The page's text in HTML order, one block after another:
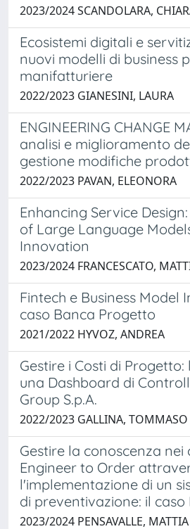
2023/2024 SCANDOLARA,
Ecosistemi digitali e
nuovi modelli di business
manifatturiere
2022/2023 GIANESINI, LAURA
ENGINEERING CHANGE
analisi e miglioramento
gestione modifiche
2022/2023 PAVAN, ELEONORA
Enhancing Service
of Large Language
Innovation
2023/2024 FRANCESCATO,
Fintech e Business Model
caso Banca Progetto
2021/2022 HYVOZ, ANDREA
Gestire i Costi di Progetto:
una Dashboard di
Group S.p.A.
2022/2023 GALLINA, TOMMASO
Gestire la conoscenza nei
Engineer to Order
l'implementazione di un
di preventivazione: il caso
2023/2024 PENSAVALLE, MATTIA